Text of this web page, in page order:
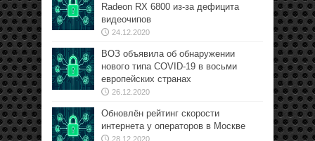
Radeon RX 6800 из-за дефицита
видеочипов
24.12.2020
ВОЗ объявила об обнаружении
нового типа COVID-19 в восьми
европейских странах
26.12.2020
Обновлён рейтинг скорости
интернета у операторов в Москве
28.12.2020